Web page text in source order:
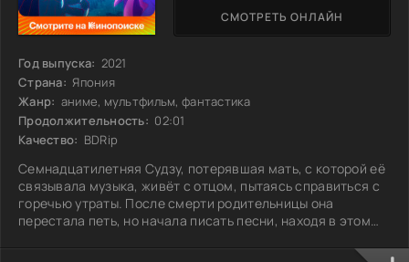
Год выпуска: 2021
Страна: Япония
Жанр: аниме, мультфильм, фантастика
Продолжительность: 02:01
Качество: BDRip
Семнадцатилетняя Судзу, потерявшая мать, с которой её
связывала музыка, живёт с отцом, пытаясь справиться с
горечью утраты. После смерти родительницы она
перестала петь, но начала писать песни, находя в этом
СМОТРЕТЬ ОНЛАЙН